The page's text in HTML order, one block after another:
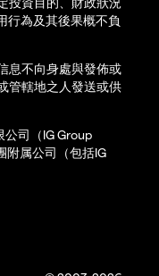
行為及其後果概不負
息不向身處與發佈或
管轄地之人發送或供
公司（IG Group
附属公司（包括IG